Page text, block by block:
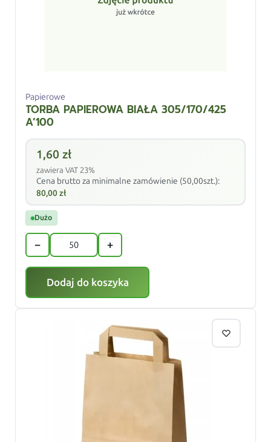
Papierowe
TORBA PAPIEROWA BIAŁA 305/170/425
A’100
1,60zł
zawiera VAT 23%
Cena brutto za minimalne zamówienie (50,00szt.):
80,00zł
Dużo
− +
Dodaj do koszyka